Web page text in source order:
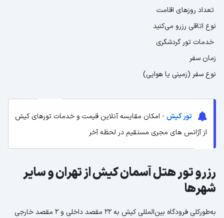
تعداد روزهای اقامت
نوع اتاقی رزرو می‌کنید
خدمات تور گردشگری
زمان سفر
نوع سفر (زمینی یا هوایی)
تور کیش - امکان مقایسه آنلاین قیمت و خدمات تورهای کیش
از آژانس های مجری مستقیم در لحظه آخر
رزرو تور هتل آسمان کیش از تهران و سایر
شهرها
به‌طورکلی فرودگاه بین‌المللی کیش به 22 مقصد داخلی و 2 مقصد خارجی